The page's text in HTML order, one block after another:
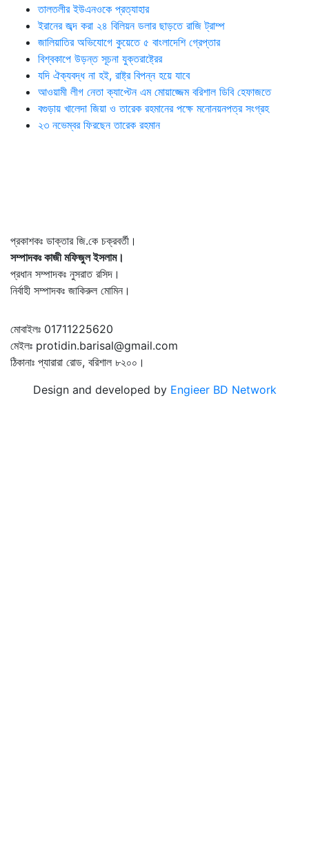
তালতলীর ইউএনওকে প্রত্যাহার
ইরানের জব্দ করা ২৪ বিলিয়ন ডলার ছাড়তে রাজি ট্রাম্প
জালিয়াতির অভিযোগে কুয়েতে ৫ বাংলাদেশি গ্রেপ্তার
বিশ্বকাপে উড়ন্ত সূচনা যুক্তরাষ্ট্রের
যদি ঐক্যবদ্ধ না হই, রাষ্ট্র বিপন্ন হয়ে যাবে
আওয়ামী লীগ নেতা ক্যাপ্টেন এম মোয়াজ্জেম বরিশাল ডিবি হেফাজতে
বগুড়ায় খালেদা জিয়া ও তারেক রহমানের পক্ষে মনোনয়নপত্র সংগ্রহ
২৩ নভেম্বর ফিরছেন তারেক রহমান
প্রকাশকঃ ডাক্তার জি.কে চক্রবর্তী।
সম্পাদকঃ কাজী মফিজুল ইসলাম।
প্রধান সম্পাদকঃ নুসরাত রসিদ।
নির্বাহী সম্পাদকঃ জাকিরুল মোমিন।
মোবাইলঃ 01711225620
মেইলঃ protidin.barisal@gmail.com
ঠিকানাঃ প্যারারা রোড, বরিশাল ৮২০০।
Design and developed by Engieer BD Network